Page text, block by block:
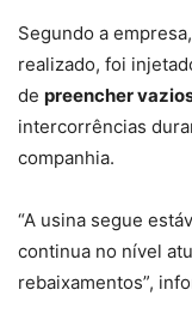
Segundo a
realizado, foi
de preencher
intercorrências
companhia.
“A usina segue
continua no nível
rebaixamentos”,